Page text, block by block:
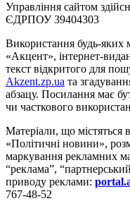
Управління сайтом
ЄДРПОУ 39404303
Використання будь-яких
«Акцент», інтернет-
текст відкритого для
Akzent.zp.ua та
абзацу. Посилання має
чи часткового
Матеріали, що
«Політичні новини»,
маркування рекламних
“реклама”,
приводу реклами:
767-48-52